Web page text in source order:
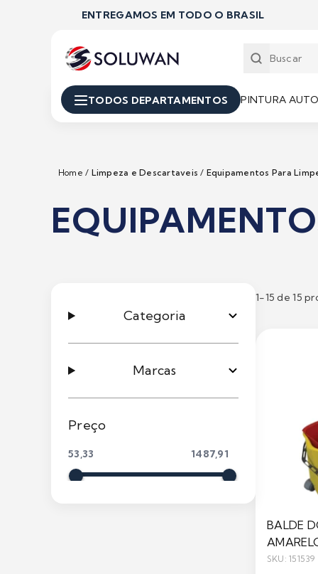
ENTREGAMOS EM TODO O BRASIL
TODOS DEPARTAMENTOS PINTURA
Home / Limpeza e Descartaveis / Equipamentos Para
Categoria
Marcas
Preço
1-15 de 15
BALDE
SKU: 151539